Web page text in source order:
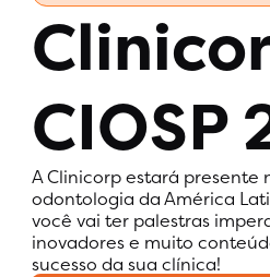
CIOSP
A Clinicorp estará presente
odontologia da América
você vai ter palestras
inovadores e muito
sucesso da sua clínica!